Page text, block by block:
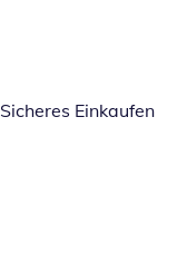
Sicheres Einkaufen